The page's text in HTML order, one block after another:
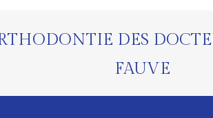
DES
FAUVE